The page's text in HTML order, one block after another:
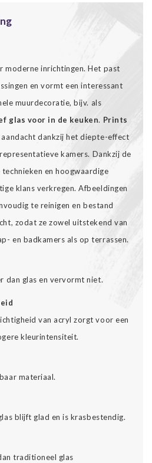
moderne inrichtingen. Het past
en vormt een interessant
muurdecoratie, bijv. als
glas voor in de keuken. Prints
dankzij het diepte-effect
kamers. Dankzij de
en hoogwaardige
klans verkregen. Afbeeldingen
te reinigen en bestand
zodat ze zowel uitstekend van
en badkamers als op terrassen.
dan glas en vervormt niet.
van acryl zorgt voor een
kleurintensiteit.
materiaal.
blijft glad en is krasbestendig.
traditioneel glas